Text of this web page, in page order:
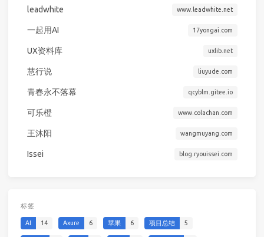
leadwhite www.leadwhite.net
一起用AI 17yongai.com
UX资料库 uxlib.net
慧行说 liuyude.com
青春永不落幕 qcyblm.gitee.io
可乐橙 www.colachan.com
王沐阳 wangmuyang.com
Issei blog.ryouissei.com
标签
AI 14 Axure 6 苹果 6 项目总结 5